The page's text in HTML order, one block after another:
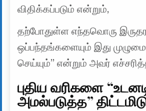
விதிக்கப்படும் என்றும்,
தற்போதுள்ள எந்தவொரு
ஒப்பந்தங்களையும் இது
செய்யும்” என்றும் அவர்
புதிய வரிகளை
அமல்படுத்த”